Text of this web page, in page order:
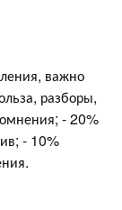
важно
разборы,
- 20%
- 10%